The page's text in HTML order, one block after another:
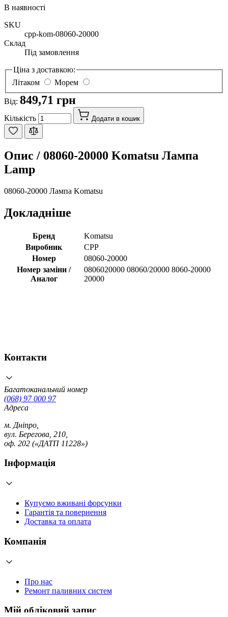
В наявності
SKU
cpp-kom-08060-20000
Склад
Під замовлення
Ціна з доставкою:
Літаком
Морем
Від: 849,71 грн
Кількість Додати в кошик
Опис / 08060-20000 Komatsu Лампа
Lamp
08060-20000 Лампа Komatsu
Докладніше
Бренд
Komatsu
Виробник
CPP
Номер
08060-20000
Номер заміни /
Аналог
0806020000 08060/20000 8060-20000
20000
Контакти
Багатоканальний номер
(068) 97 000 97
Адреса
м. Дніпро,
вул. Берегова, 210,
оф. 202 («ДАТП 11228»)
Інформація
Купуємо вживані форсунки
Гарантія та повернення
Доставка та оплата
Компанія
Про нас
Ремонт паливних систем
Мій обліковий запис